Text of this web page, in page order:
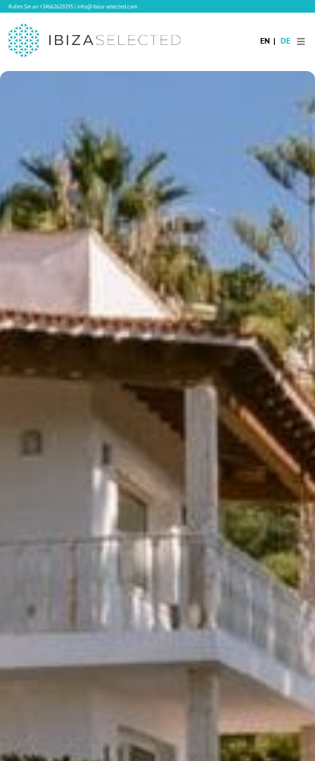
Rufen Sie an+34662629295|info@ibiza-selected.com
Langzeitvermietung auf Ibiza
Hotels
Verkauf
Blog
Services
EN DE